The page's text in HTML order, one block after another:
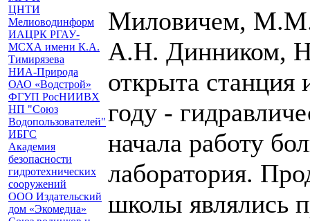
ЦНТИ
Мелиоводинформ
ИАЦРК РГАУ-
МСХА имени К.А.
Тимирязева
НИА-Природа
ОАО «Водстрой»
ФГУП РосНИИВХ
НП "Союз
Водопользователей"
ИБГС
Академия
безопасности
гидротехнических
сооружений
ООО Издательский
дом «Экомедиа»
Миловичем,
А.Н. Динником,
открыта станция
году -
начала работу
лаборатория.
школы являлись